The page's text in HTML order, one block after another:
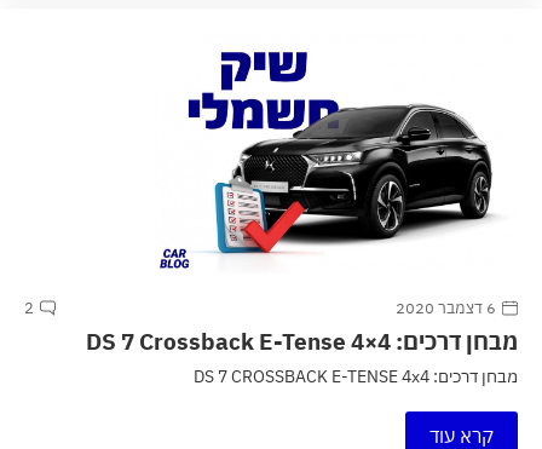
6 דצמבר 2020 2
מבחן דרכים: DS 7 Crossback E-Tense 4×4
מבחן דרכים: DS 7 CROSSBACK E-TENSE 4x4
קרא עוד